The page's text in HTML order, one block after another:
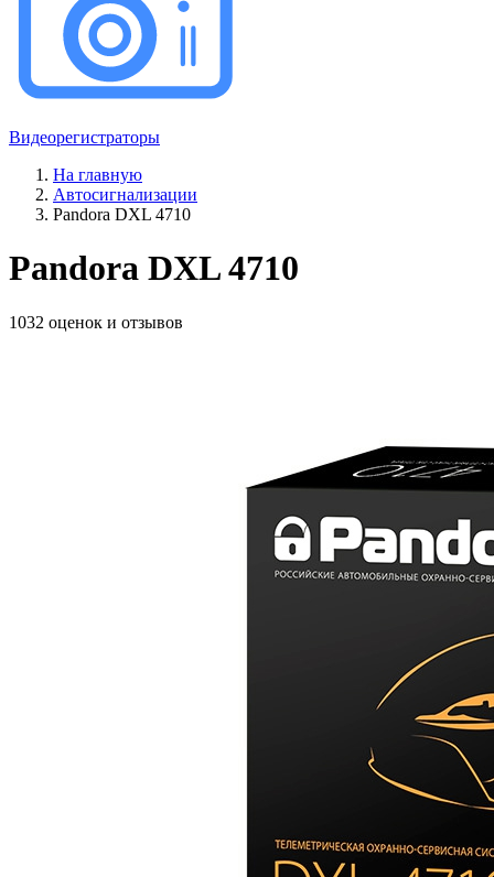
Видеорегистраторы
На главную
Автосигнализации
Pandora DXL 4710
Pandora DXL 4710
1032 оценок и отзывов